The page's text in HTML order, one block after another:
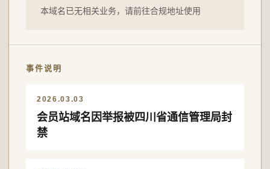
本域名已无相关业务，请前往合规地址使用
事件说明
2026.03.03
会员站域名因举报被四川省通信管理局封
禁